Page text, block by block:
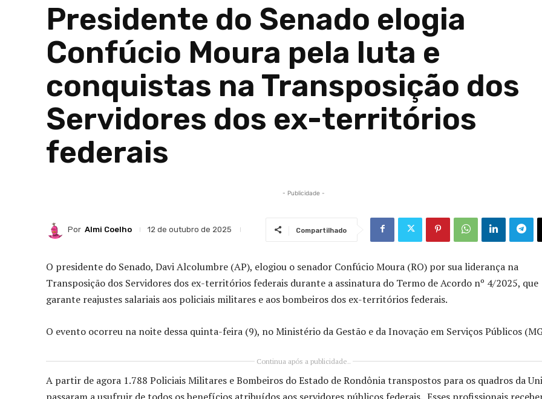
Presidente do Senado elogia
Confúcio Moura pela luta e
conquistas na Transposição dos
Servidores dos ex-territórios
federais
- Publicidade -
Por Almi Coelho 12 de outubro de 2025 Compartilhado
O presidente do Senado, Davi Alcolumbre (AP), elogiou o senador Confúcio Moura (RO) por sua liderança na
Transposição dos Servidores dos ex-territórios federais durante a assinatura do Termo de Acordo nº 4/2025, que
garante reajustes salariais aos policiais militares e aos bombeiros dos ex-territórios federais.
O evento ocorreu na noite dessa quinta-feira (9), no Ministério da Gestão e da Inovação em Serviços Públicos
Continua após a publicidade..
A partir de agora 1.788 Policiais Militares e Bombeiros do Estado de Rondônia transpostos para os quadros da
passaram a usufruir de todos os benefícios atribuídos aos servidores públicos federais. Esses profissionais